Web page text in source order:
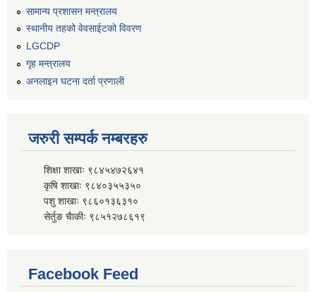
सामान्य प्रशासन मन्त्रालय
स्थानीय तहको वेवसाईटको विवरण
LGCDP
गृह मन्त्रालय
अनलाइन घटना दर्ता प्रणाली
जरुरी सम्पर्क नम्बरहरु
शिक्षा शाखाः ९८४५४७२६४१
कृषि शाखाः ९८४०३५५३५०
पशु शाखाः ९८६०१३६३१०
सेर्तुङ चैाकीः ९८५१२७८६१९
Facebook Feed